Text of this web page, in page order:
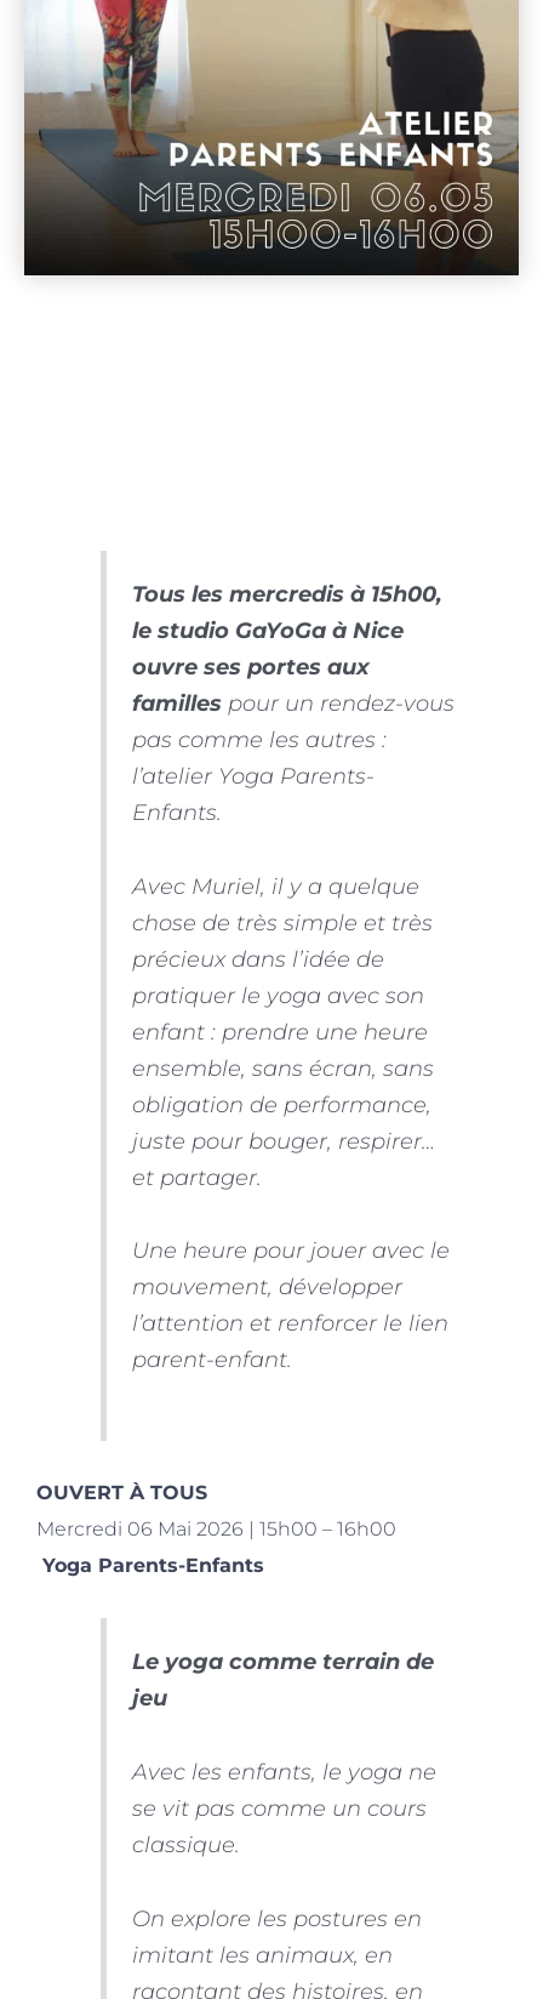
Tous les mercredis à 15h00,
le studio GaYoGa à Nice
ouvre ses portes aux
famillespour un rendez-vous
pas comme les autres :
l’atelier Yoga Parents-
Enfants.
Avec Muriel, il y a quelque
chose de très simple et très
précieux dans l’idée de
pratiquer le yoga avec son
enfant : prendre une heure
ensemble, sans écran, sans
obligation de performance,
juste pour bouger, respirer…
et partager.
Une heure pour jouer avec le
mouvement, développer
l’attention et renforcer le lien
parent-enfant.
OUVERT À TOUS
Mercredi 06 Mai 2026 | 15h00 – 16h00
Yoga Parents-Enfants
Le yoga comme terrain de
jeu
Avec les enfants, le yoga ne
se vit pas comme un cours
classique.
On explore les postures en
imitant les animaux, en
racontant des histoires, en